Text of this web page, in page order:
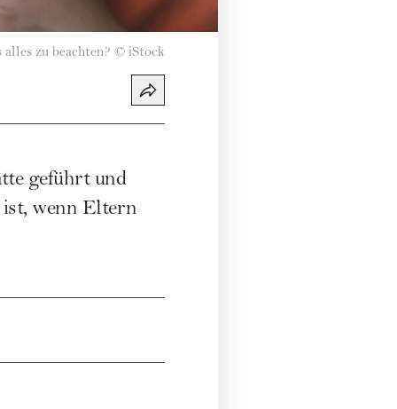
alles zu beachten? © iStock
geführt und
ist, wenn Eltern